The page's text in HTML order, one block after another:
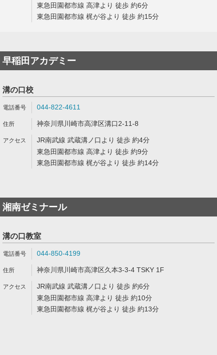
東急田園都市線 高津より 徒歩 約6分
東急田園都市線 梶が谷より 徒歩 約15分
早稲田アカデミー
溝の口校
044-822-4611
神奈川県川崎市高津区溝口2-11-8
JR南武線 武蔵溝ノ口より 徒歩 約4分
東急田園都市線 高津より 徒歩 約9分
東急田園都市線 梶が谷より 徒歩 約14分
湘南ゼミナール
溝の口教室
044-850-4199
神奈川県川崎市高津区久本3-3-4 TSKY 1F
JR南武線 武蔵溝ノ口より 徒歩 約6分
東急田園都市線 高津より 徒歩 約10分
東急田園都市線 梶が谷より 徒歩 約13分